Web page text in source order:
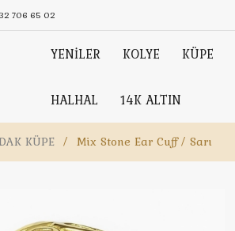
706 65 02
YENİLER KOLYE KÜPE
HALHAL 14K ALTIN
KÜPE / Mix Stone Ear Cuff / Sarı